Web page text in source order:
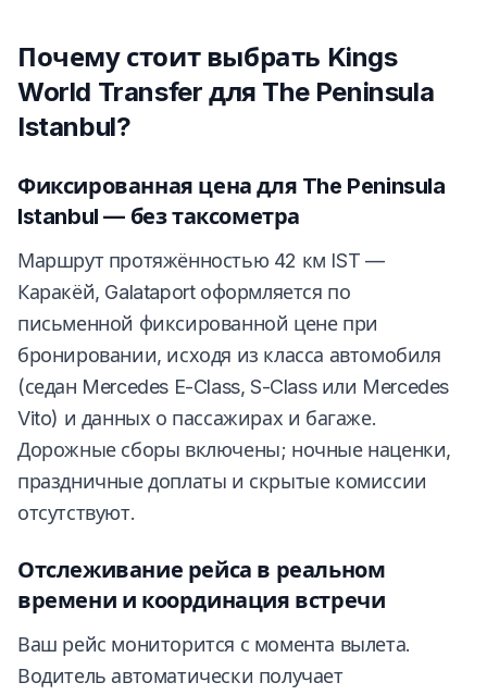
Почему стоит выбрать Kings
World Transfer для The Peninsula
Istanbul?
Фиксированная цена для The Peninsula
Istanbul — без таксометра
Маршрут протяжённостью 42 км IST —
Каракёй, Galataport оформляется по
письменной фиксированной цене при
бронировании, исходя из класса автомобиля
(седан Mercedes E-Class, S-Class или Mercedes
Vito) и данных о пассажирах и багаже.
Дорожные сборы включены; ночные наценки,
праздничные доплаты и скрытые комиссии
отсутствуют.
Отслеживание рейса в реальном
времени и координация встречи
Ваш рейс мониторится с момента вылета.
Водитель автоматически получает